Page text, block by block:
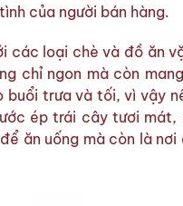
của người bán hàng.
các loại chè và đồ ăn
chỉ ngon mà còn
buổi trưa và tối, vì vậy
ép trái cây tươi
ăn uống mà còn là